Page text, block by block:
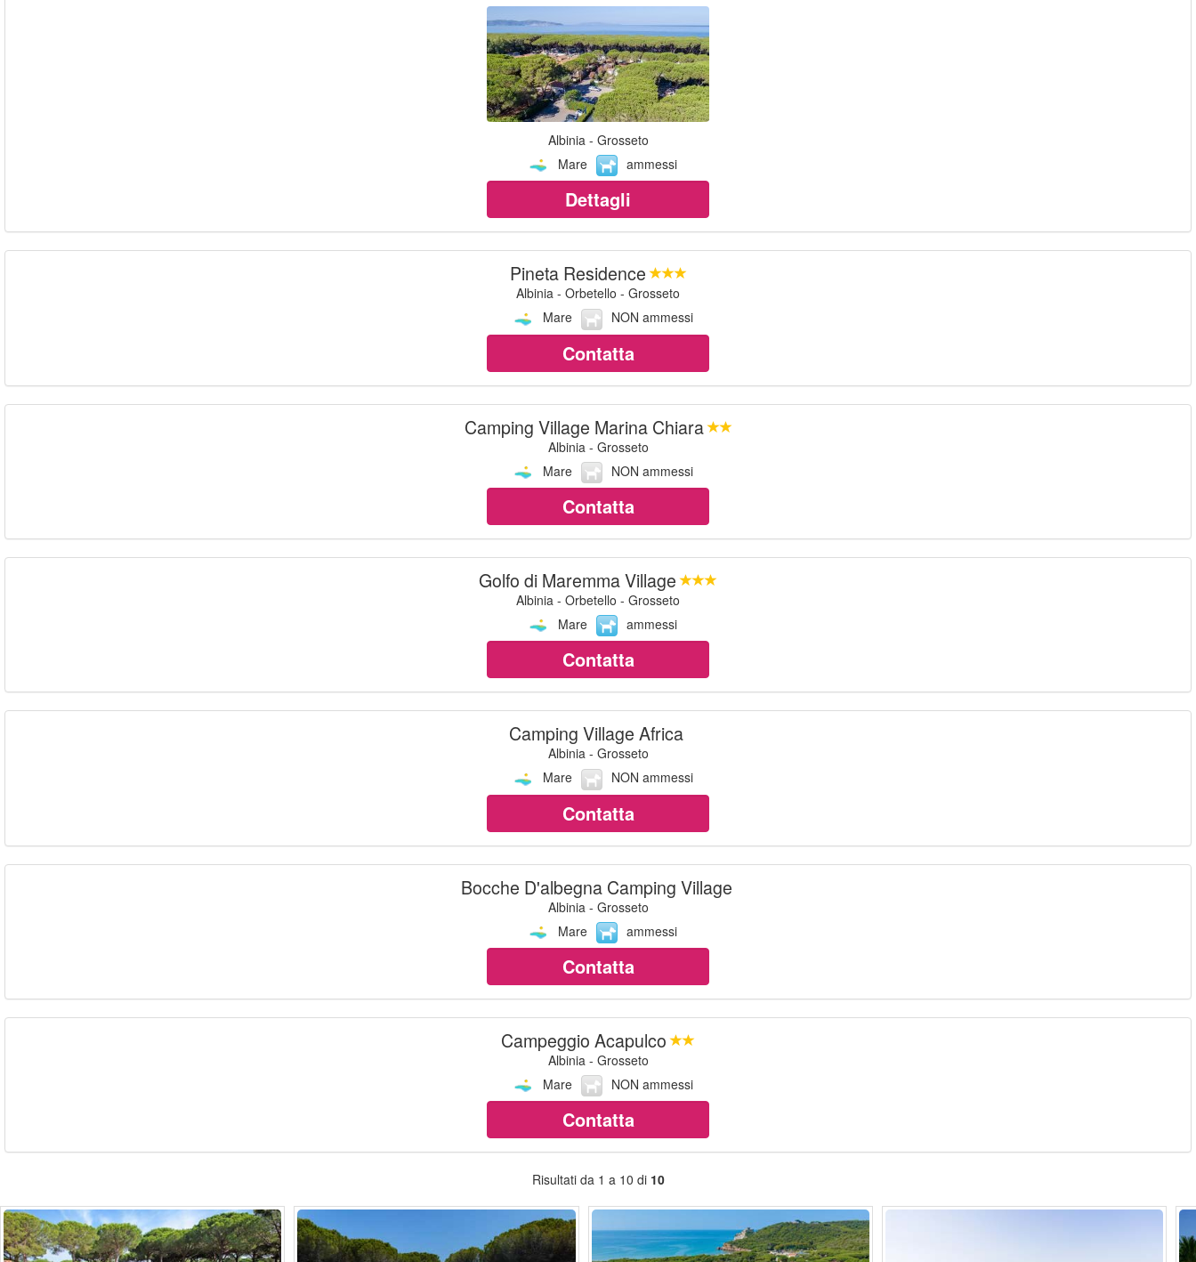
Albinia - Grosseto
Mare
ammessi
Dettagli
Pineta Residence
Albinia - Orbetello - Grosseto
Mare
NON ammessi
Contatta
Camping Village Marina Chiara
Albinia - Grosseto
Mare
NON ammessi
Contatta
Golfo di Maremma Village
Albinia - Orbetello - Grosseto
Mare
ammessi
Contatta
Camping Village Africa
Albinia - Grosseto
Mare
NON ammessi
Contatta
Bocche D'albegna Camping Village
Albinia - Grosseto
Mare
ammessi
Contatta
Campeggio Acapulco
Albinia - Grosseto
Mare
NON ammessi
Contatta
Risultati da 1 a 10 di 10